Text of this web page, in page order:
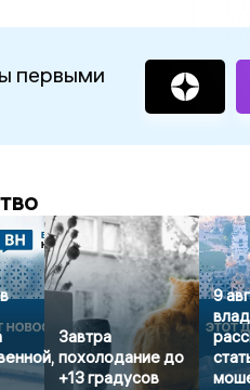
первыми
Завтра
похолодание до
+13 градусов
9